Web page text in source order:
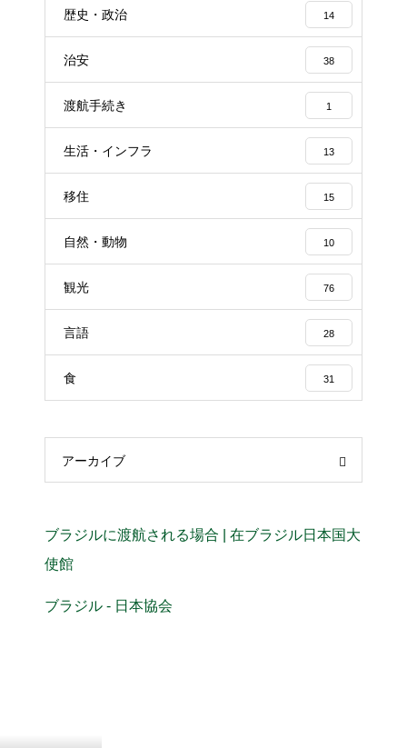
歴史・政治 14
治安 38
渡航手続き 1
生活・インフラ 13
移住 15
自然・動物 10
観光 76
言語 28
食 31
アーカイブ
ブラジルに渡航される場合 | 在ブラジル日本国大
使館
ブラジル - 日本協会